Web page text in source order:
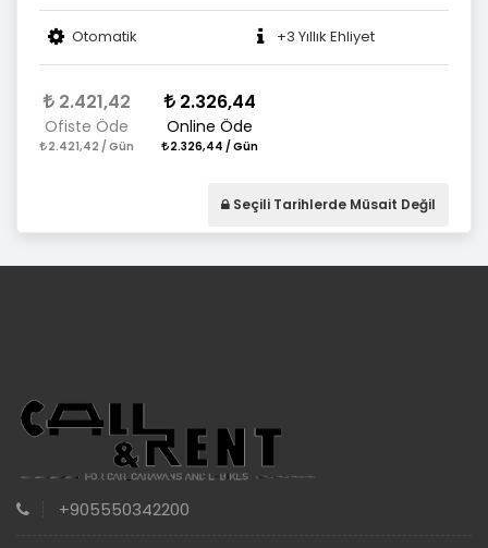
Otomatik +3 Yıllık Ehliyet
2.421,42
Ofiste Öde
2.421,42 / Gün
2.326,44
Online Öde
2.326,44 / Gün
Seçili Tarihlerde Müsait Değil
+905550342200